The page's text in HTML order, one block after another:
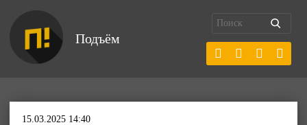
Подъём
15.03.2025 14:40